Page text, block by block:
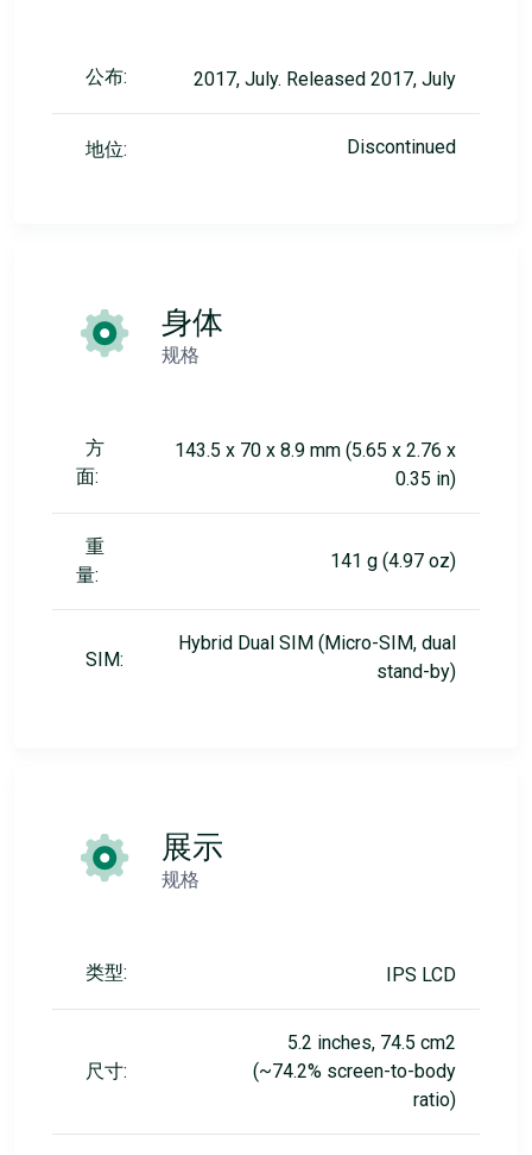
公布: 2017, July. Released 2017, July
地位: Discontinued
身体
规格
方
面:
143.5 x 70 x 8.9 mm (5.65 x 2.76 x
0.35 in)
重
量:
141 g (4.97 oz)
SIM:
Hybrid Dual SIM (Micro-SIM, dual
stand-by)
展示
规格
类型: IPS LCD
尺寸:
5.2 inches, 74.5 cm2
(~74.2% screen-to-body
ratio)